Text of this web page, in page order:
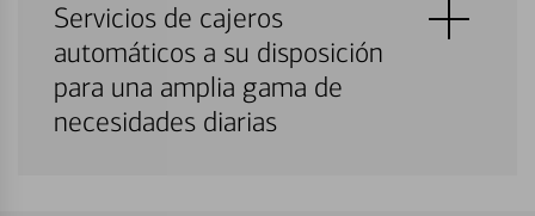
Servicios de cajeros
automáticos a su disposición
para una amplia gama de
necesidades diarias